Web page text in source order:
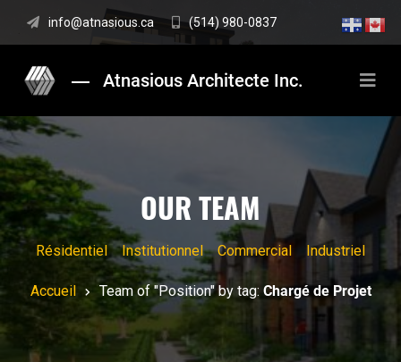
info@atnasious.ca (514) 980-0837
Atnasious Architecte Inc.
OUR TEAM
Résidentiel Institutionnel Commercial Industriel
Accueil Team of "Position" by tag: Chargé de Projet